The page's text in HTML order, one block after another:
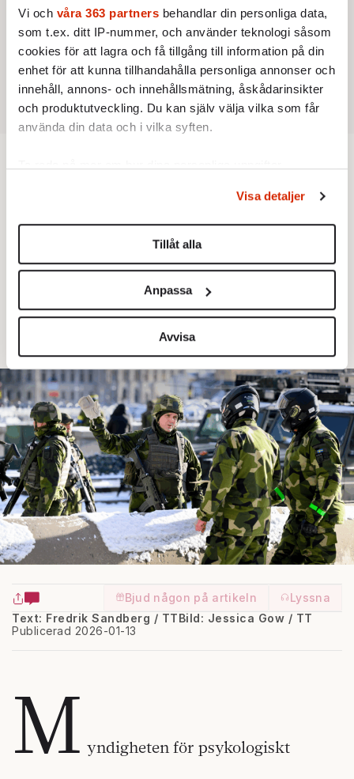
Vi och våra 363 partners behandlar din personliga data,
som t.ex. ditt IP-nummer, och använder teknologi såsom
cookies för att lagra och få tillgång till information på din
enhet för att kunna tillhandahålla personliga annonser och
innehåll, annons- och innehållsmätning, åskådarinsikter
och produktutveckling. Du kan själv välja vilka som får
använda din data och i vilka syften.
Du kan ändra eller dra tillbaka ditt samtycke när som
helst från cookie-förklaringen.
Vi använder enhetsidentifierare för att anpassa innehållet
för sociala medier och analysera vår trafik. Vi
vidarebefordrar även sådana identifierare och annan
information från din enhet till de sociala medier och
annons- och analysföretag som vi samarbetar med.
Dessa kan i sin tur kombinera informationen med annan
information som du har tillhandahållit eller som de har
samlat in när du har använt deras tjänster.
Om du vill läsa mer om hur vi hanterar personuppgifter
kan du göra dethär.
Visa detaljer
Tillåt alla
Anpassa
Avvisa
Försvarsviljan hos svenska
folket minskar
Stödet för ett starkt försvar är starkare än
någonsin i Sverige. Men detsamma gäller
inte viljan att med vapen själv försvara
Bjud någon på artikeln
Lyssna
Text: Fredrik Sandberg / TT
Publicerad 2026-01-13
Bild: Jessica Gow / TT
M yndigheten för psykologiskt